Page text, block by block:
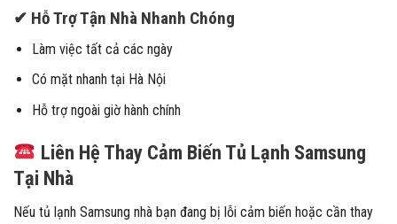
✔ Hỗ Trợ Tận Nhà Nhanh Chóng
Làm việc tất cả các ngày
Có mặt nhanh tại Hà Nội
Hỗ trợ ngoài giờ hành chính
Liên Hệ Thay Cảm Biến Tủ Lạnh Samsung
Tại Nhà
Nếu tủ lạnh Samsung nhà bạn đang bị lỗi cảm biến hoặc cần thay